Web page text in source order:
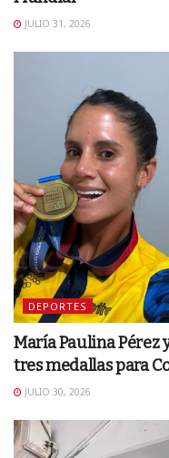
JULIO 31, 2026
DEPORTES
María Paulina Pérez
tres medallas para
JULIO 30, 2026